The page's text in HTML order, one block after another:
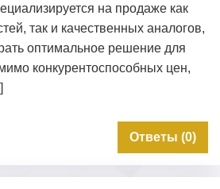
на продаже как
так и качественных аналогов,
оптимальное решение для
конкурентоспособных цен,
Ответы (0)